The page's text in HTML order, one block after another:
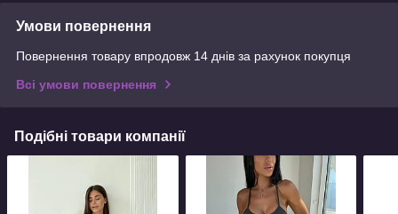
Умови повернення
Повернення товару впродовж 14 днів за рахунок покупця
Всі умови повернення
Подібні товари компанії